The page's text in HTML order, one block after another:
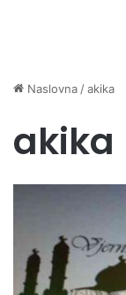
Naslovna /akika
akika